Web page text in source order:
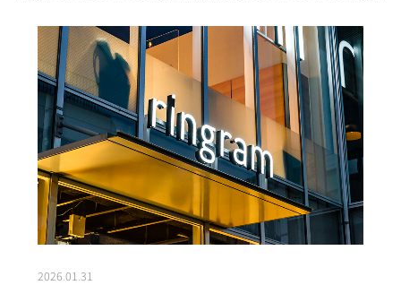
2026.01.31